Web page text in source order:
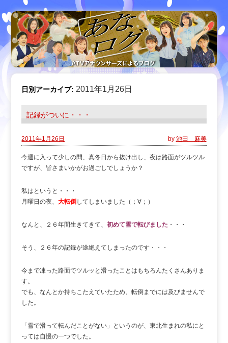
日別アーカイブ:2011年1月26日
記録がついに・・・
2011年1月26日 by 池田 麻美
今週に入って少しの間、真冬日から抜け出し、夜は路面がツルツル
ですが、皆さまいかがお過ごしでしょうか？
私はというと・・・
月曜日の夜、大転倒 してしまいました（；∀；）
なんと、２６年間生きてきて、初めて雪で転びました ・・・
そう、２６年の記録が途絶えてしまったのです・・・
今まで凍った路面でツルッと滑ったことはもちろんたくさんありま
す。
でも、なんとか持ちこたえていたため、転倒までには及びませんで
した。
「雪で滑って転んだことがない」というのが、東北生まれの私にと
っては自慢の一つでした。